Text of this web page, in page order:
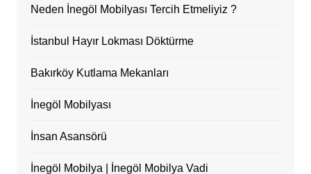
Neden İnegöl Mobilyası Tercih Etmeliyiz ?
İstanbul Hayır Lokması Döktürme
Bakırköy Kutlama Mekanları
İnegöl Mobilyası
İnsan Asansörü
İnegöl Mobilya | İnegöl Mobilya Vadi